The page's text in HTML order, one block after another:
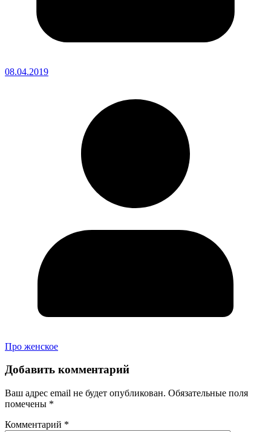
08.04.2019
Про женское
Добавить комментарий
Ваш адрес email не будет опубликован. Обязательные поля
помечены *
Комментарий *